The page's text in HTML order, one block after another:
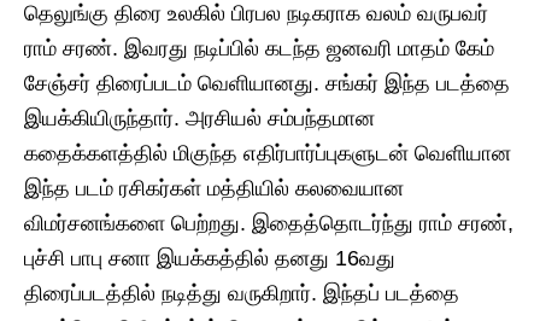
தெலுங்கு திரை உலகில் பிரபல நடிகராக வலம் வருபவர்
ராம் சரண். இவரது நடிப்பில் கடந்த ஜனவரி மாதம் கேம்
சேஞ்சர் திரைப்படம் வெளியானது. சங்கர் இந்த படத்தை
இயக்கியிருந்தார். அரசியல் சம்பந்தமான
கதைக்களத்தில் மிகுந்த எதிர்பார்ப்புகளுடன் வெளியான
இந்த படம் ரசிகர்கள் மத்தியில் கலவையான
விமர்சனங்களை பெற்றது. இதைத்தொடர்ந்து ராம் சரண்,
புச்சி பாபு சனா இயக்கத்தில் தனது 16வது
திரைப்படத்தில் நடித்து வருகிறார். இந்தப் படத்தை